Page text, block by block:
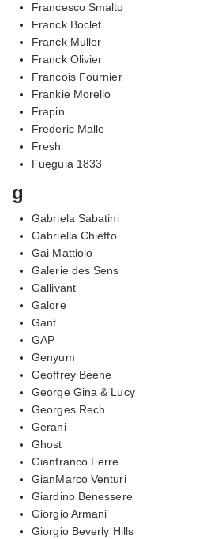
Francesco Smalto
Franck Boclet
Franck Muller
Franck Olivier
Francois Fournier
Frankie Morello
Frapin
Frederic Malle
Fresh
Fueguia 1833
g
Gabriela Sabatini
Gabriella Chieffo
Gai Mattiolo
Galerie des Sens
Gallivant
Galore
Gant
GAP
Genyum
Geoffrey Beene
George Gina & Lucy
Georges Rech
Gerani
Ghost
Gianfranco Ferre
GianMarco Venturi
Giardino Benessere
Giorgio Armani
Giorgio Beverly Hills